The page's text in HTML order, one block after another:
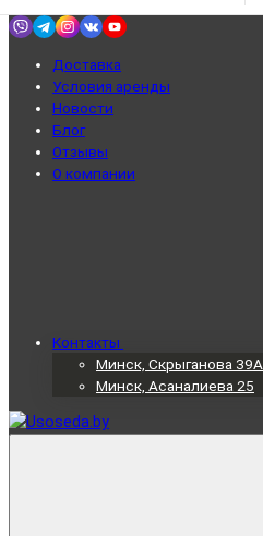
Доставка
Условия аренды
Новости
Блог
Отзывы
О компании
Контакты
Минск, Скрыганова 39А
Минск, Асаналиева 25